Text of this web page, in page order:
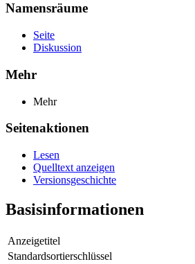
Namensräume
Seite
Diskussion
Mehr
Mehr
Seitenaktionen
Lesen
Quelltext anzeigen
Versionsgeschichte
Basisinformationen
Anzeigetitel
Standardsortierschlüssel